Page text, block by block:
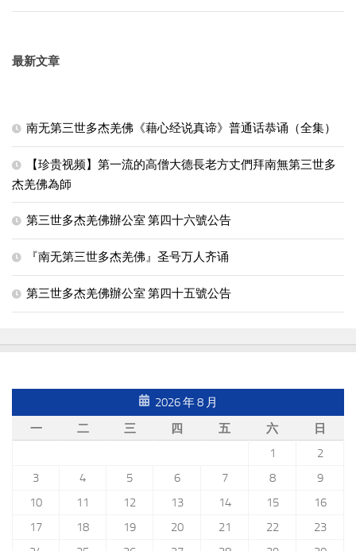
最新文章
南无第三世多杰羌佛《藉心经说真谛》普通话恭诵（全集）
【珍贵视频】第一流的高僧大德長老方丈們拜南無第三世多
杰羌佛為師
第三世多杰羌佛辦公室 第四十六號公告
『南无第三世多杰羌佛』圣号万人齐诵
第三世多杰羌佛辦公室 第四十五號公告
2026 年 8 月
一
二 三 四 五 六
日
1
2
3
4 5 6 7 8
9
10
11 12 13 14 15
16
17
18 19 20 21 22
23